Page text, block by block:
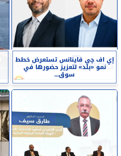
إي اف چي فاينانس تستعرض خطط
نمو «بلد» لتعزيز حضورها في
سوق...